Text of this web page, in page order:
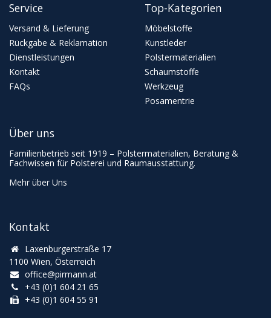
Service
Versand & Lieferung
Rückgabe & Reklamation
Dienstleistungen
Kontakt
FAQs
Top-Kategorien
Möbelstoffe
Kunstleder
Polstermaterialien
Schaumstoffe
Werkzeug
Posamentrie
Kontakt
Laxenburgerstraße 17
1100 Wien, Österreich
office@pirmann.at
+43 (0)1 604 21 65
+43 (0)1 604 55 91
Über uns
Familienbetrieb seit 1919 – Polstermaterialien, Beratung &
Fachwissen für Polsterei und Raumausstattung.
Mehr über Uns